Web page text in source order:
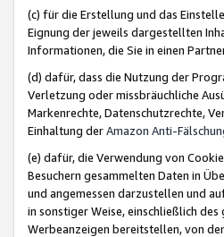
(c) für die Erstellung und das
Eignung der jeweils dargestellten
Informationen, die Sie in einen
(d) dafür, dass die Nutzung der
Verletzung oder missbräuchliche
Markenrechte, Datenschutzrechte,
Einhaltung derAmazon Anti-
(e) dafür, die Verwendung von
Besuchern gesammelten Daten in
und angemessen darzustellen und
in sonstiger Weise, einschließlich
Werbeanzeigen bereitstellen, von